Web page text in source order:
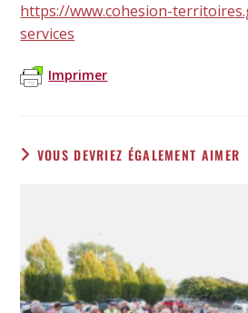
https://www.cohesion-
services
Imprimer
VOUS DEVRIEZ ÉGALEMENT AIMER